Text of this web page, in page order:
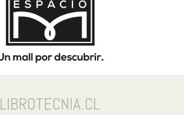
LIBROTECNIA.CL